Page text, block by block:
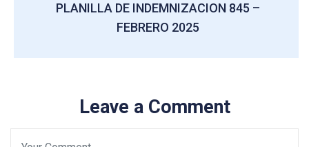
PLANILLA DE INDEMNIZACION 845 –
FEBRERO 2025
Leave a Comment